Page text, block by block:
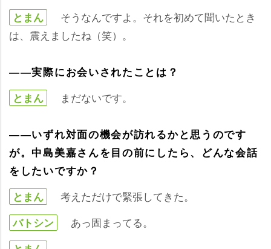
とまん
そうなんですよ。それを初めて聞いたとき
は、震えましたね（笑）。
――実際にお会いされたことは？
とまん
まだないです。
――いずれ対面の機会が訪れるかと思うのです
が。中島美嘉さんを目の前にしたら、どんな会話
をしたいですか？
とまん
考えただけで緊張してきた。
バトシン あっ固まってる。